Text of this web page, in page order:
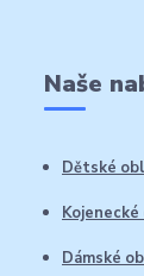
Naše
Dětské
Dámské